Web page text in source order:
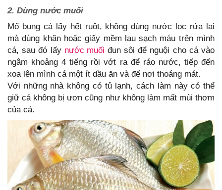
2. Dùng nước muối
Mổ bụng cá lấy hết ruột, không dùng nước lọc rửa lại
mà dùng khăn hoặc giấy mềm lau sạch máu trên mình
cá, sau đó lấy nước muối đun sôi để nguội cho cá vào
ngâm khoảng 4 tiếng rồi vớt ra để ráo nước, tiếp đến
xoa lên mình cá một ít dầu ăn và để nơi thoáng mát.
Với những nhà không có tủ lạnh, cách làm này có thể
giữ cá không bị ươn cũng như không làm mất mùi thơm
của cá.